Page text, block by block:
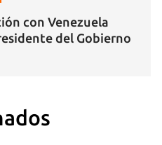
con Venezuela
del Gobierno